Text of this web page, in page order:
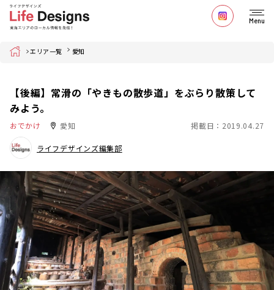
Menu
Home エリア一覧 愛知
【後編】常滑の「やきもの散歩道」をぶらり散策して
みよう。
おでかけ 愛知 掲載日：2019.04.27
ライフデザインズ編集部